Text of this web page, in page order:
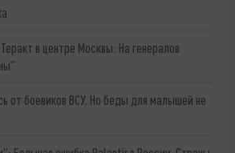
в центре Москвы: На генералов
от боевиков ВСУ. Но беды для малышей не